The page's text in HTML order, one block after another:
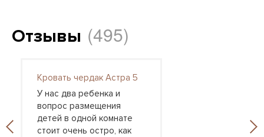
Отзывы (495)
Кровать чердак Астра 5
У нас два ребенка и
вопрос размещения
детей в одной комнате
стоит очень остро, как